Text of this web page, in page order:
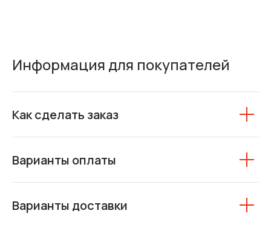
Информация для покупателей
Как сделать заказ
Варианты оплаты
Варианты доставки